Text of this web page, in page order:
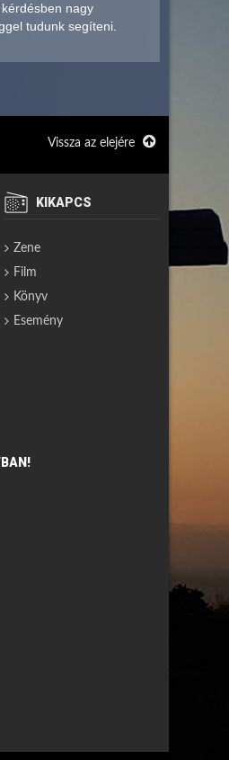
nagy
tudunk segíteni.
Vissza az elejére
KIKAPCS
Zene
Film
Könyv
Esemény